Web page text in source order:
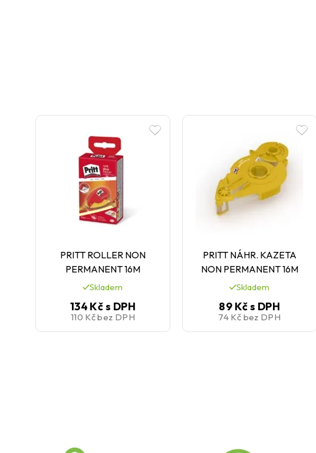
PRITT ROLLER NON
PERMANENT 16M
Skladem
134 Kčs DPH
110 Kčbez DPH
PRITT NÁHR. KAZETA
NON PERMANENT 16M
Skladem
89 Kčs DPH
74 Kč bez DPH